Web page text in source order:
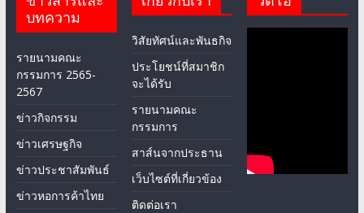
บทความ
รายนามคณะ
กรรมการ 2565-
2567
ข่าวกิจกรรม
ข่าวเศรษฐกิจ
ข่าวประชาสัมพันธ์
ข่าวหอการค้าไทย
วิสัยทัศน์และพันธกิจ
ประโยชน์ที่สมาชิก
จะได้รับ
รายนามคณะ
กรรมการ
สาส์นจากประธาน
เว็บไซต์ที่เกี่ยวข้อง
ติดต่อเรา